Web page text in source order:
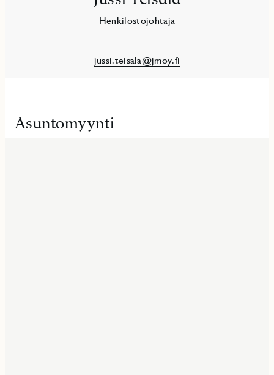
Henkilöstöjohtaja
jussi.teisala@jmoy.fi
Asuntomyynti